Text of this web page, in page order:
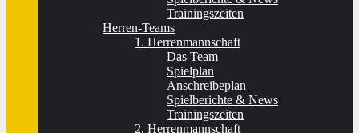
Trainingszeiten
Herren-Teams
1. Herrenmannschaft
Das Team
Spielplan
Anschreibeplan
Spielberichte & News
Trainingszeiten
2. Herrenmannschaft